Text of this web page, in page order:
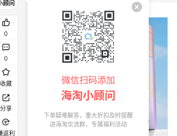
0
0
收藏
分享
返利
微信扫码添加
海淘小顾问
下单疑难解答，重大折扣及时提醒
进海淘交流群，专属福利活动